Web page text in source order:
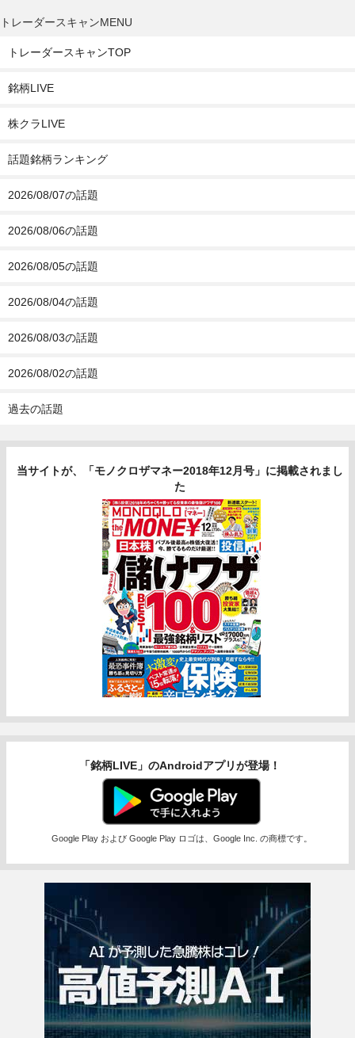
トレーダースキャンMENU
トレーダースキャンTOP
銘柄LIVE
株クラLIVE
話題銘柄ランキング
2026/08/07の話題
2026/08/06の話題
2026/08/05の話題
2026/08/04の話題
2026/08/03の話題
2026/08/02の話題
過去の話題
当サイトが、「モノクロザマネー2018年12月号」に掲載されまし
た
「銘柄LIVE」のAndroidアプリが登場！
Google Play および Google Play ロゴは、Google Inc. の商標です。